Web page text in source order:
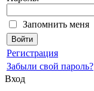
Запомнить меня
Регистрация
Забыли свой пароль?
Вход